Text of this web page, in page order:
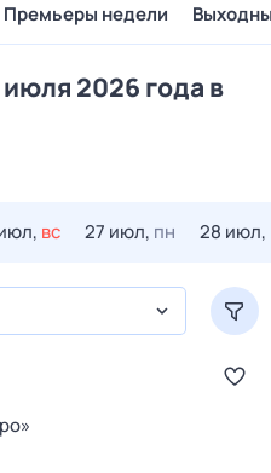
Премьеры недели
2026 года в
вс 27 июл, пн 28 июл,